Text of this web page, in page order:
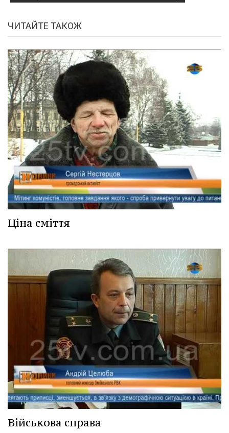
ЧИТАЙТЕ ТАКОЖ
Ціна сміття
Військова справа